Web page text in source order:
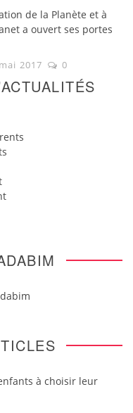
de la Planète et à
a ouvert ses portes
2017 0
à choisir leur